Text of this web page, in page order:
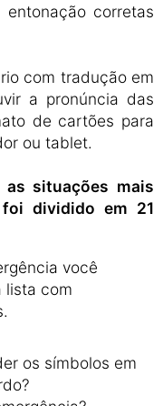
corretas
com tradução em
a pronúncia das
de cartões para
ou tablet.
situações mais
dividido em 21
você
lista com
os símbolos em